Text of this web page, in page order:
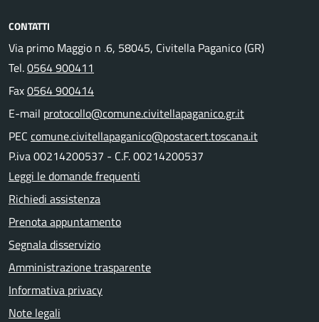
CONTATTI
Via primo Maggio n .6, 58045, Civitella Paganico (GR)
Tel.0564 900411
Fax0564 900414
E-mail protocollo@comune.civitellapaganico.gr.it
PEC comune.civitellapaganico@postacert.toscana.it
P.iva 00214200537 - C.F. 00214200537
Leggi le domande frequenti
Richiedi assistenza
Prenota appuntamento
Segnala disservizio
Amministrazione trasparente
Informativa privacy
Note legali